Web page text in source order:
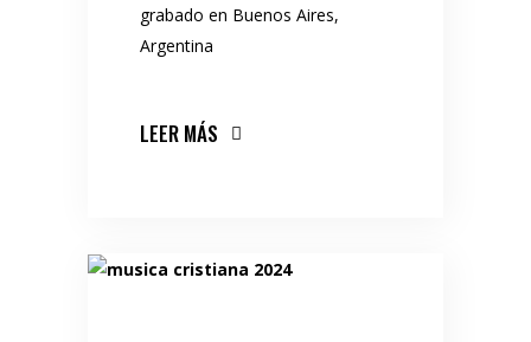
grabado en Buenos Aires,
Argentina
LEER MÁS